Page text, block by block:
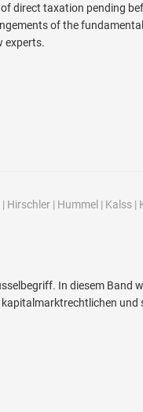
direct taxation pending
of the
experts.
| Hirschler| Hummel | Kalss|
In diesem